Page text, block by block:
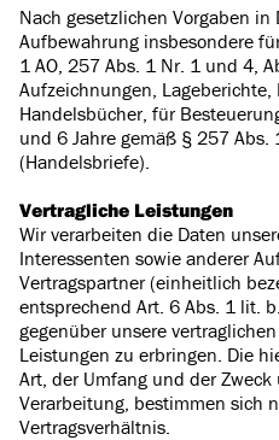
Nach gesetzlichen Vorgaben
Aufbewahrung insbesondere
1 AO, 257 Abs. 1 Nr. 1 und 4,
Aufzeichnungen, Lageberichte,
Handelsbücher, für
und 6 Jahre gemäß § 257 Abs.
(Handelsbriefe).
Vertragliche Leistungen
Wir verarbeiten die Daten
Interessenten sowie anderer
Vertragspartner (einheitlich
entsprechend Art. 6 Abs. 1 lit.
gegenüber unsere
Leistungen zu erbringen. Die
Art, der Umfang und der
Verarbeitung, bestimmen sich
Vertragsverhältnis.